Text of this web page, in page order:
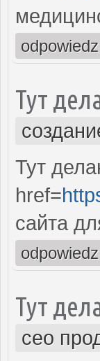
odpowiedz
Тут
Тут
href=
сайта
odpowiedz
Тут
сео